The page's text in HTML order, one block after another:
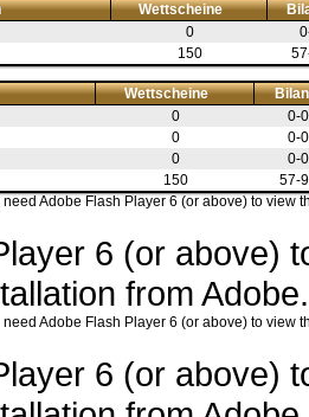
Wettscheine
0
150
Wettscheine
0
0-
0
0-
0
0-
150
57-
need Adobe Flash Player 6 (or above) to view
6 (or above)
from
need Adobe Flash Player 6 (or above) to view
6 (or above)